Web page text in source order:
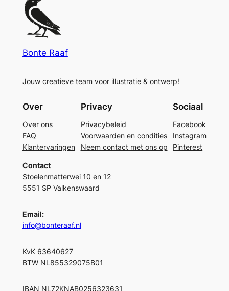
Bonte Raaf
Jouw creatieve team voor illustratie & ontwerp!
Over
Over ons
FAQ
Klantervaringen
Privacy
Privacybeleid
Voorwaarden en condities
Neem contact met ons op
Sociaal
Facebook
Instagram
Pinterest
Contact
Stoelenmatterwei 10 en 12
5551 SP Valkenswaard
Email:
info@bonteraaf.nl
KvK 63640627
BTW NL855329075B01
IBAN NL72KNAB0256323631